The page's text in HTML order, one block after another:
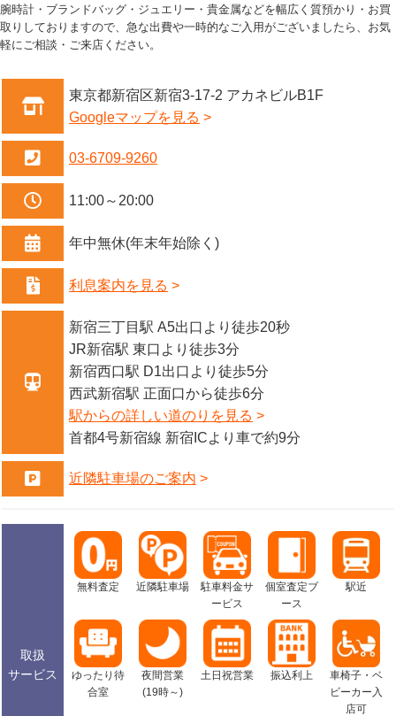
腕時計・ブランドバッグ・ジュエリー・貴金属などを幅広く質預かり・お買
取りしておりますので、急な出費や一時的なご入用がございましたら、お気
軽にご相談・ご来店ください。
東京都新宿区新宿3-17-2 アカネビルB1F
Googleマップを見る
03-6709-9260
11:00～20:00
年中無休(年末年始除く)
利息案内を見る
新宿三丁目駅 A5出口より徒歩20秒
JR新宿駅 東口より徒歩3分
新宿西口駅 D1出口より徒歩5分
西武新宿駅 正面口から徒歩6分
駅からの詳しい道のりを見る
首都4号新宿線 新宿ICより車で約9分
近隣駐車場のご案内
取扱
サービス
無料査定 近隣駐車場
駐車料金サ
ービス
個室査定ブ
ース
駅近
ゆったり待
合室
夜間営業
(19時～)
土日祝営業 振込利上
車椅子・ベ
ビーカー入
店可